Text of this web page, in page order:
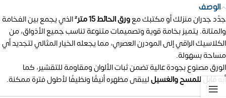
الوصف
جدّد جدران منزلك أو مكتبك معورق الحائط 15 متر²
الذي يجمع بين الفخامة
والمتانة. يتميز بخامة قوية وتصميمات متنوعة تناسب جميع الأذواق، من
الكلاسيك الراقي إلى المودرن العصري، مما يجعله الخيار المثالي لتجديد أي
مساحة بسهولة.
الورق مصنوع بجودة عالية تضمن ثبات الألوان ومقاومة للتقشير، كما
أنه قابل للمسح والغسيلليبقى مظهره أنيقًا ونظيفًا لأطول فترة ممكنة.